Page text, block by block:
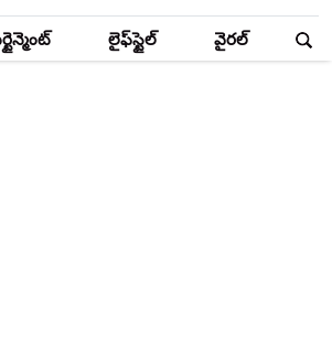
లైఫ్‌స్టైల్ వైరల్